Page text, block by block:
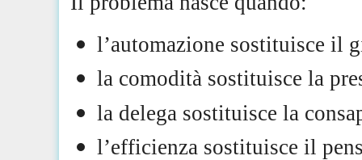
l’automazione sostituisce il
la comodità sostituisce la
la delega sostituisce la
l’efficienza sostituisce il